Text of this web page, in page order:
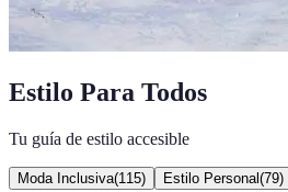
Estilo Para Todos
Tu guía de estilo accesible
Moda Inclusiva(115) Estilo Personal (79)